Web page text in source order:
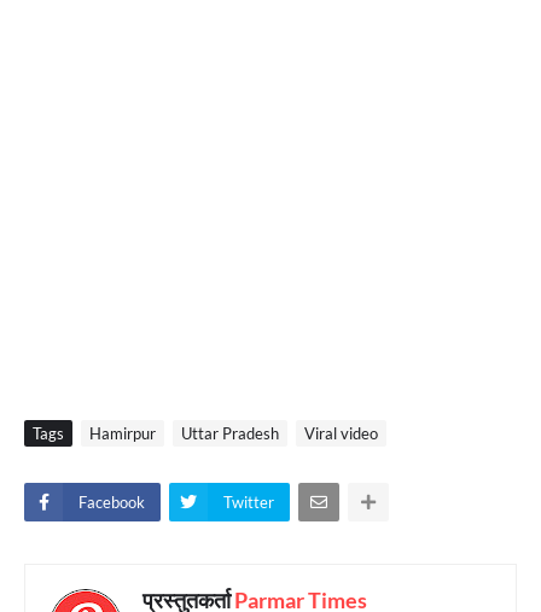
Tags Hamirpur Uttar Pradesh Viral video
Facebook Twitter
प्रस्तुतकर्ताParmar Times